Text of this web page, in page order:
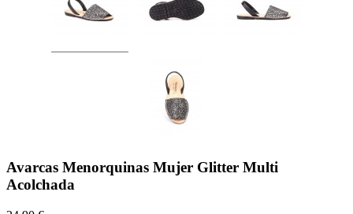
Avarcas Menorquinas Mujer Glitter Multi
Acolchada